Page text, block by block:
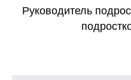
Руководитель